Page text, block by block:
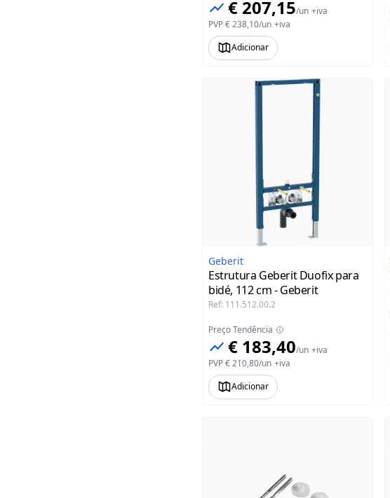
€ 207,15/un +iva
PVP€ 238,10/un +iva
Adicionar
Geberit
Estrutura Geberit Duofix para
bidé, 112 cm - Geberit
Ref: 111.512.00.2
Preço Tendência
€ 183,40/un +iva
PVP€ 210,80/un +iva
Adicionar